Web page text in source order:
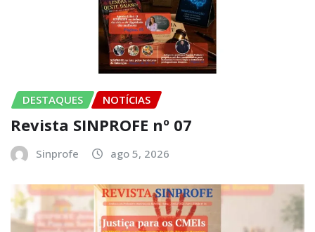
DESTAQUES NOTÍCIAS
Revista SINPROFE nº 07
Sinprofe ago 5, 2026